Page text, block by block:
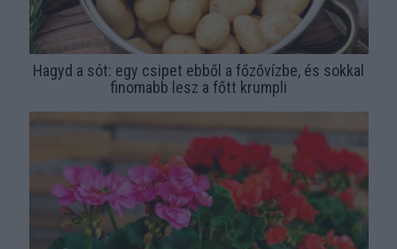
Hagyd a sót: egy csipet ebből a főzővízbe, és sokkal
finomabb lesz a főtt krumpli